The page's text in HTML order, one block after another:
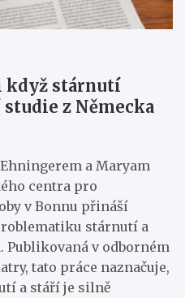
když stárnutí
z Německa
a Maryam
centra pro
v Bonnu přináší
stárnutí a
v odborném
tato práce naznačuje,
a stáří je silně